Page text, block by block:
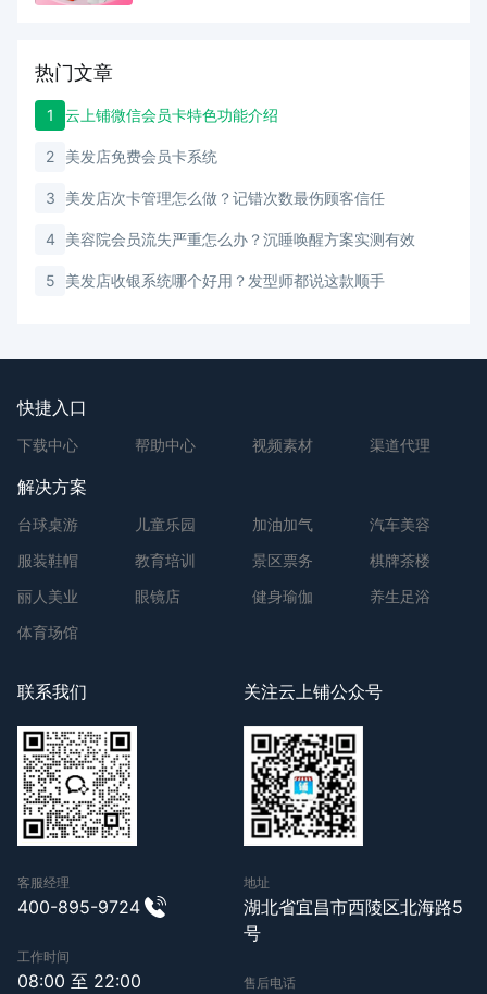
热门文章
1 云上铺微信会员卡特色功能介绍
2 美发店免费会员卡系统
3 美发店次卡管理怎么做？记错次数最伤顾客信任
4 美容院会员流失严重怎么办？沉睡唤醒方案实测有效
5 美发店收银系统哪个好用？发型师都说这款顺手
快捷入口
下载中心 帮助中心 视频素材 渠道代理
解决方案
台球桌游 儿童乐园 加油加气
汽车美容
服装鞋帽
教育培训 景区票务
棋牌茶楼
丽人美业
眼镜店 健身瑜伽
养生足浴
体育场馆
联系我们
客服经理
400-895-9724
工作时间
08:00 至 22:00
关注云上铺公众号
地址
湖北省宜昌市西陵区北海路5
号
售后电话